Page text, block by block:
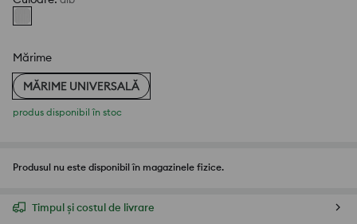
Mărime
MĂRIME UNIVERSALĂ
produs disponibil în stoc
Produsul nu este disponibil în magazinele fizice.
Timpul și costul de livrare